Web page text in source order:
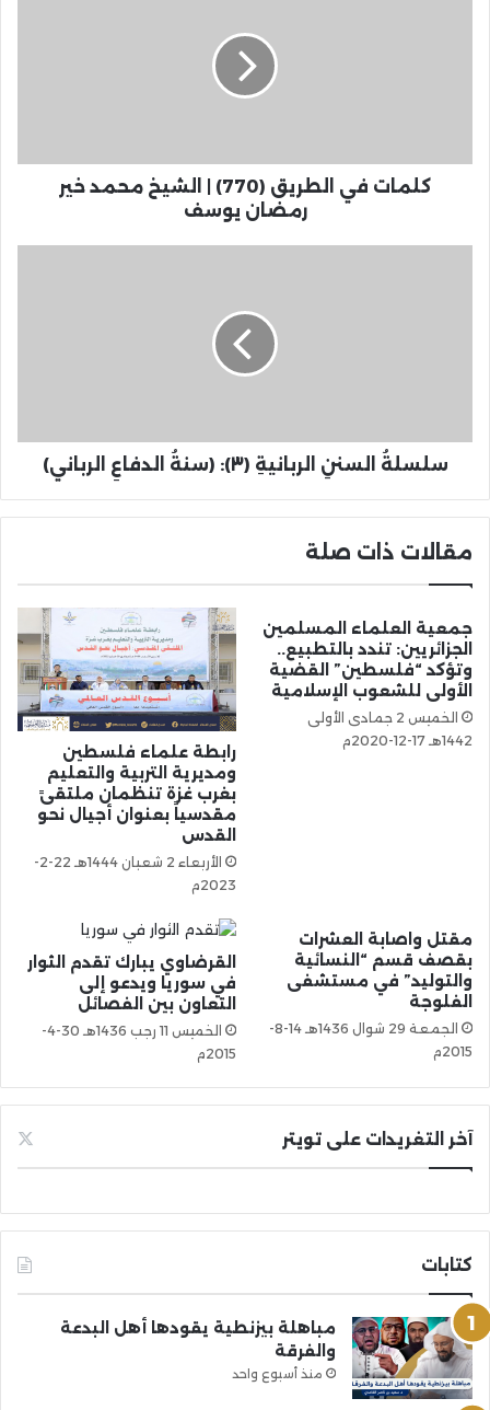
كلمات في الطريق (770) | الشيخ محمد خير
رمضان يوسف
سلسلةُ السننِ الربانيةِ (٣): (سنةُ الدفاعِ الرباني)
مقالات ذات صلة
جمعية العلماء المسلمين
الجزائريين: تندد بالتطبيع..
وتؤكد “فلسطين” القضية
الأولى للشعوب الإسلامية
الخميس 2 جمادى الأولى
1442هـ 17-12-2020م
رابطة علماء فلسطين
ومديرية التربية والتعليم
بغرب غزة تنظمان ملتقىً
مقدسياً بعنوان أجيال نحو
القدس
الأربعاء 2 شعبان 1444هـ 22-2-
2023م
مقتل واصابة العشرات
بقصف قسم “النسائية
والتوليد” في مستشفى
الفلوجة
الجمعة 29 شوال 1436هـ 14-8-
2015م
القرضاوي يبارك تقدم الثوار
في سوريا ويدعو إلى
التعاون بين الفصائل
الخميس 11 رجب 1436هـ 30-4-
2015م
آخر التغريدات على تويتر
كتابات
مباهلة بيزنطية يقودها أهل البدعة
والفرقة
منذ أسبوع واحد